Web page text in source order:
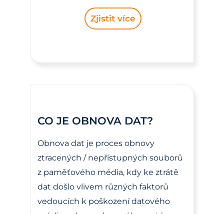
Zjistit více
CO JE OBNOVA DAT?
Obnova dat je proces obnovy
ztracených / nepřístupných souborů
z paměťového média, kdy ke ztrátě
dat došlo vlivem různých faktorů
vedoucích k poškození datového